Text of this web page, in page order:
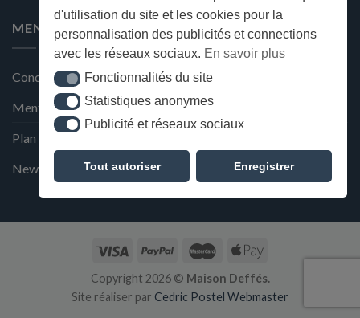
d'utilisation du site et les cookies pour la
personnalisation des publicités et connections
avec les réseaux sociaux. En savoir plus
Fonctionnalités du site
Fonctionnalités du site
Statistiques anonymes
Statistiques anonymes
Publicité et réseaux sociaux
Publicité et réseaux sociaux
Tout autoriser Enregistrer
MENU
Conditions générales de ventes
Mentions Légales et Politique de confidentialité
Plan du site
Newsletter de la Maison Deffès
Copyright 2026 © Maison Deffés.
Site réaliser par Cedric Postel Webmaster